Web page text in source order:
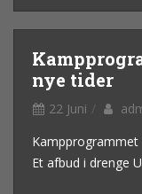
nye tider
22 Juni
Et afbud i drenge